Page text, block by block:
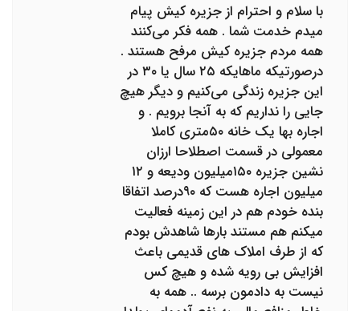
با سلام و احترام از جزیره کیش پیام
میدم خدمت شما . همه فکر می‌کنند
همه مردم جزیره کیش مرفح هستند .
درصورتیکه ماهایکه ۲۵ سال یا ۳۰ در
این جزیره زندگی می‌کنیم و دیگر هیچ
جایی را نداریم که به آنجا برویم . و
اجاره بها یک خانه ۵۰متری کاملا
معمولی در قسمت اصطلاحا ارزان
نشین جزیره ۱۵۰میلیون ودیعه و ۱۲
میلیون اجاره هست که ۹۰درصد اتفاقا
بنده خودم هم در این زمینه فعالیت
میکنم هم مستند بارها شاهدش بودم
که از طرف املاک های قدیمی باعث
افزایش بی رویه شده و هیچ کس
نیست به دادمون برسه .. همه به